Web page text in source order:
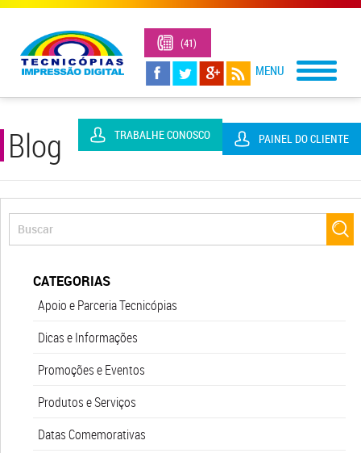
(41)
3323-
1305
PAINEL DO CLIENTE
TRABALHE CONOSCO
Blog
CATEGORIAS
Apoio e Parceria Tecnicópias
Dicas e Informações
Promoções e Eventos
Produtos e Serviços
Datas Comemorativas